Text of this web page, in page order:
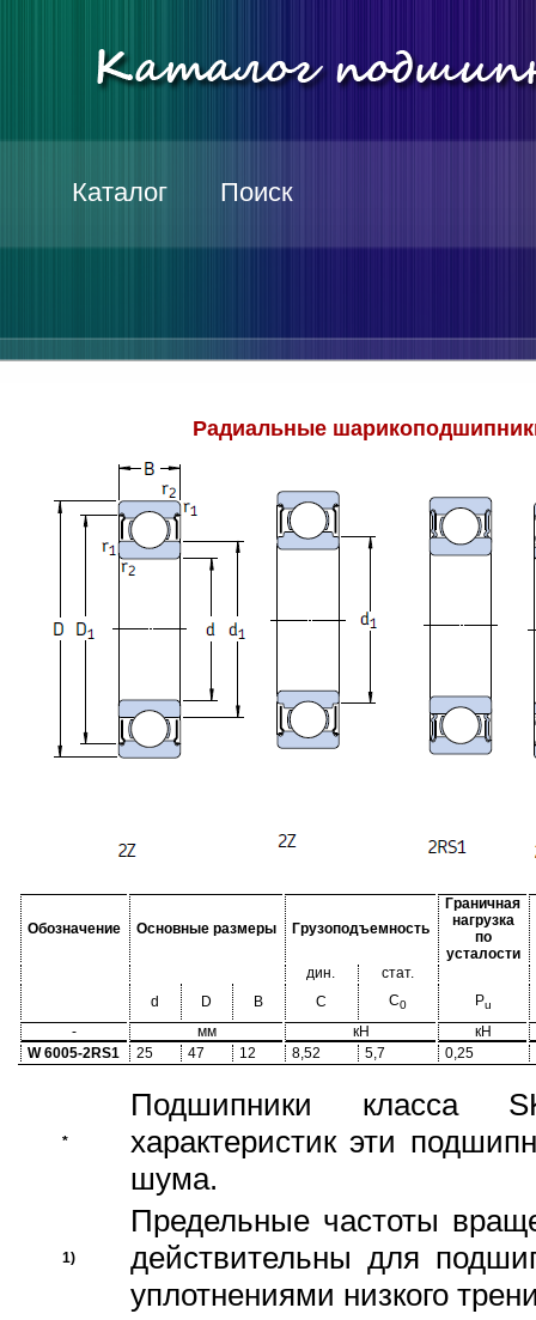
Каталог Поиск
Радиальные
Обозначение Основные размеры Грузоподъемность
Граничная
нагрузка
по
усталости
дин.
стат.
d
D B C C0 Pu
- мм кН
кН
W 6005-2RS1
25 47 12 8,52 5,7 0,25
*
Подшипники класса
характеристик эти
шума.
1)
Предельные частоты
действительны для
уплотнениями низкого